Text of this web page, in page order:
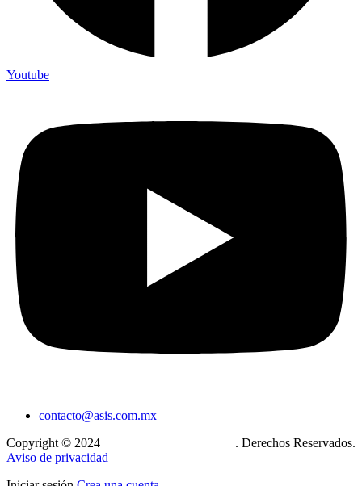
Youtube
contacto@asis.com.mx
Copyright © 2024
. Derechos Reservados.
Aviso de privacidad